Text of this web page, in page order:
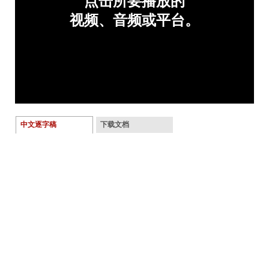
中文逐字稿 下载文档